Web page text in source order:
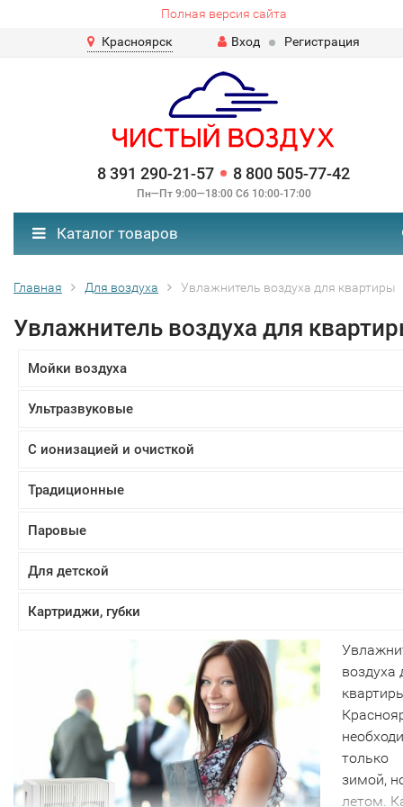
Полная версия сайта
Красноярск
Вход Регистрация
8 391 290-21-57 8 800 505-77-42
Пн—Пт 9:00—18:00 Сб 10:00-17:00
Каталог товаров
Главная Для воздуха Увлажнитель воздуха для квартиры
Увлажнитель воздуха для
Мойки воздуха
Ультразвуковые
С ионизацией и очисткой
Традиционные
Паровые
Для детской
Картриджи, губки
воздуха
только
зимой,
летом.